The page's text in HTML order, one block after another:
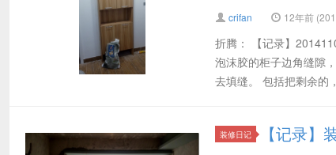
crifan 12年前
折腾： 【记录】
泡沫胶的柜子边角缝隙
去填缝。 包括把剩余的
装修日记 【记录】